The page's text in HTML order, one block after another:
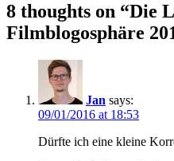
8 thoughts on “Die
Filmblogosphäre
Jan says:
09/01/2016 at 18:53
Dürfte ich eine kleine